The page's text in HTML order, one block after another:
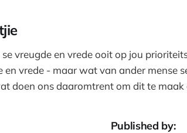
se vreugde en vrede ooit op jou
en vrede - maar wat van ander mense
doen ons daaromtrent om dit te maak
Published by: